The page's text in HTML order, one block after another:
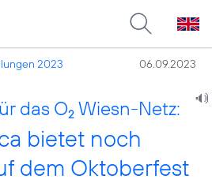
2023 06.09.2023
das O2 Wiesn-Netz:
bietet noch
dem Oktoberfest